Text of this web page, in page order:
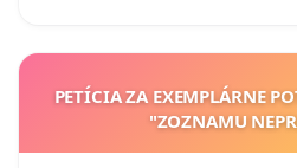
PETÍCIA ZA EXEMPLÁRNE
"ZOZNAMU